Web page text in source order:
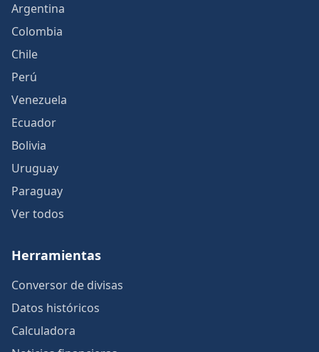
Argentina
Colombia
Chile
Perú
Venezuela
Ecuador
Bolivia
Uruguay
Paraguay
Ver todos
Herramientas
Conversor de divisas
Datos históricos
Calculadora